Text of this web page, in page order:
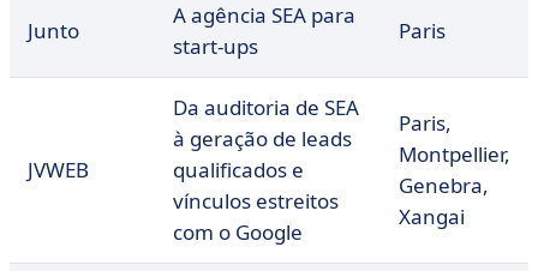
Junto
A agência SEA para
start-ups
Paris
JVWEB
Da auditoria de SEA
à geração de leads
qualificados e
vínculos estreitos
com o Google
Paris,
Montpellier,
Genebra,
Xangai